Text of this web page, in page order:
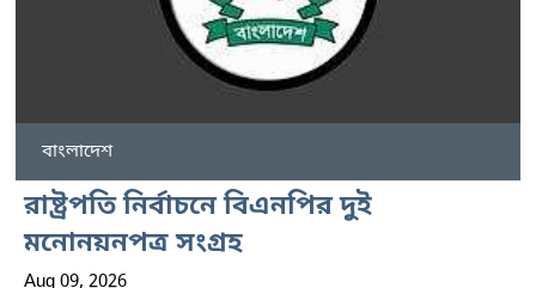
বাংলাদেশ
রাষ্ট্রপতি নির্বাচনে বিএনপির দুই
মনোনয়নপত্র সংগ্রহ
Aug 09, 2026